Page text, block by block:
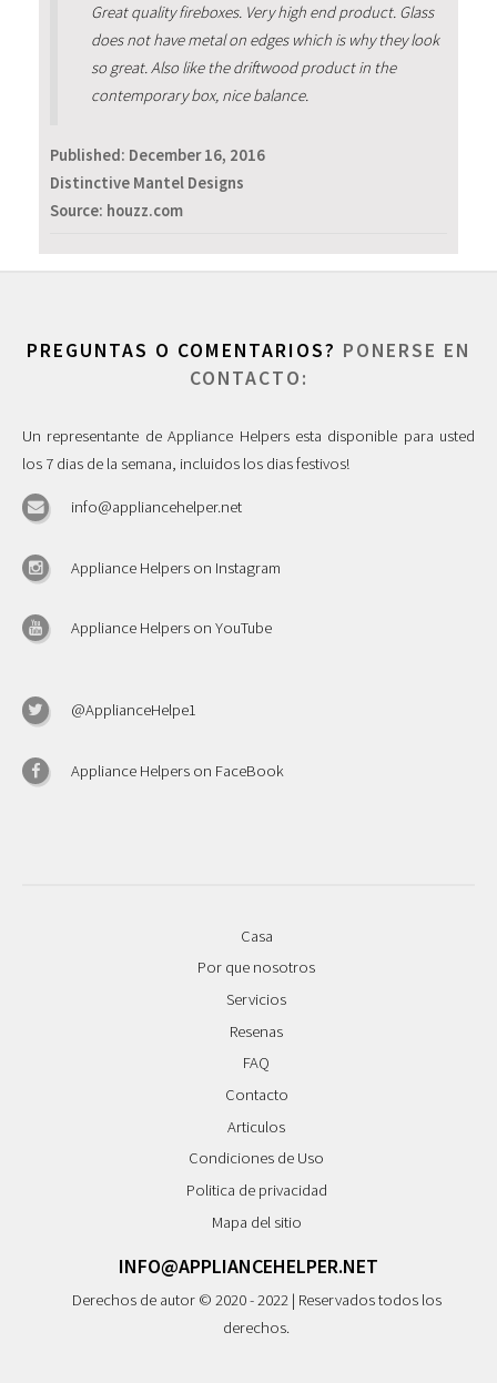
Great quality fireboxes. Very high end product. Glass
does not have metal on edges which is why they look
so great. Also like the driftwood product in the
contemporary box, nice balance.
Published: December 16, 2016
Distinctive Mantel Designs
Source: houzz.com
PREGUNTAS O COMENTARIOS? PONERSE EN
CONTACTO:
Un representante de Appliance Helpers esta disponible para usted
los 7 dias de la semana, incluidos los dias festivos!
info@appliancehelper.net
Appliance Helpers on Instagram
Appliance Helpers on YouTube
@ApplianceHelpe1
Appliance Helpers on FaceBook
Casa
Por que nosotros
Servicios
Resenas
FAQ
Contacto
Articulos
Condiciones de Uso
Politica de privacidad
Mapa del sitio
INFO@APPLIANCEHELPER.NET
Derechos de autor © 2020 - 2022 | Reservados todos los
derechos.